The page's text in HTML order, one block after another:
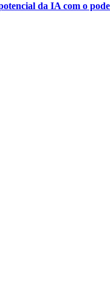
da IA ​​com o